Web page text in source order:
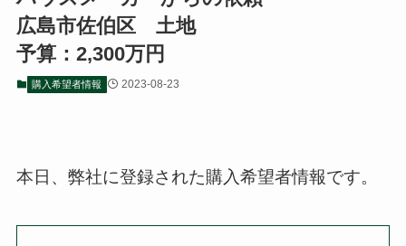
広島市佐伯区 土地
予算：2,300万円
購入希望者情報 2023-08-23
本日、弊社に登録された購入希望者情報です。